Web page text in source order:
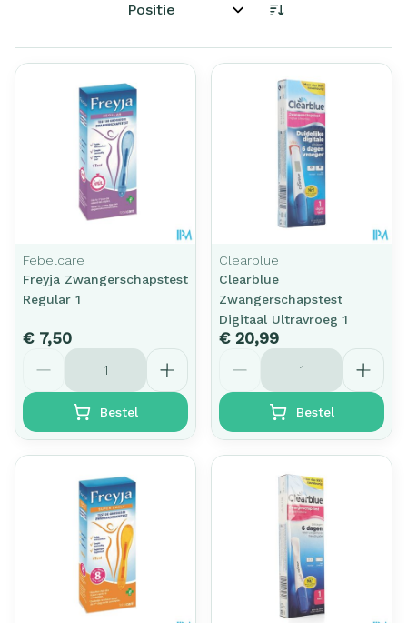
Sorteer op:
Febelcare
Freyja Zwangerschapstest
Regular 1
€ 7,50
Aantal
Bestel
Clearblue
Clearblue
Zwangerschapstest
Digitaal Ultravroeg 1
€ 20,99
Aantal
Bestel